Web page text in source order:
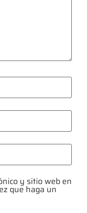
y sitio web en
que haga un